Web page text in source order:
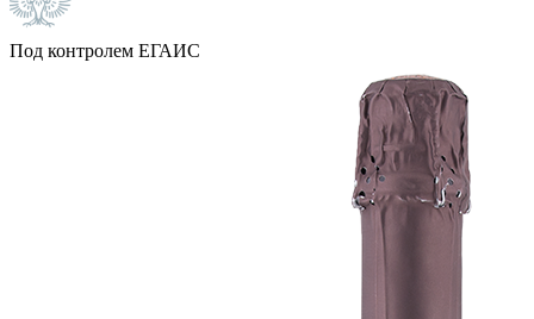
Под контролем ЕГАИС